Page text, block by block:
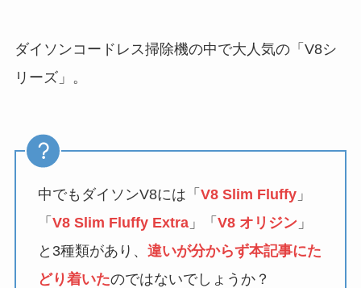
ダイソンコードレス掃除機の中で大人気の「V8シ
リーズ」。
中でもダイソンV8には「 V8 Slim Fluffy」
「 V8 Slim Fluffy Extra」「 V8 オリジン 」
と3種類があり、 違いが分からず本記事にた
どり着いたのではないでしょうか？